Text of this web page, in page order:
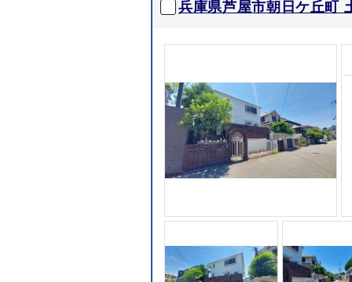
兵庫県芦屋市朝日ケ丘町